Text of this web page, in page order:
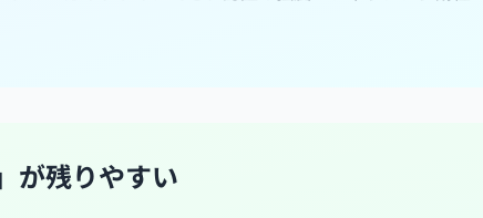
が残りやすい